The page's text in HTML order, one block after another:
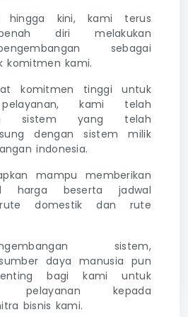
hingga kini, kami terus
diri melakukan
pengembangan sebagai
komitmen kami.
komitmen tinggi untuk
pelayanan, kami telah
sistem yang telah
dengan sistem milik
indonesia.
mampu memberikan
harga beserta jadwal
rute domestik dan rute
sistem,
daya manusia pun
bagi kami untuk
pelayanan kepada
bisnis kami.